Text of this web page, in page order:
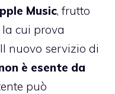
Music, frutto
la cui prova
nuovo servizio di
è esente da
può